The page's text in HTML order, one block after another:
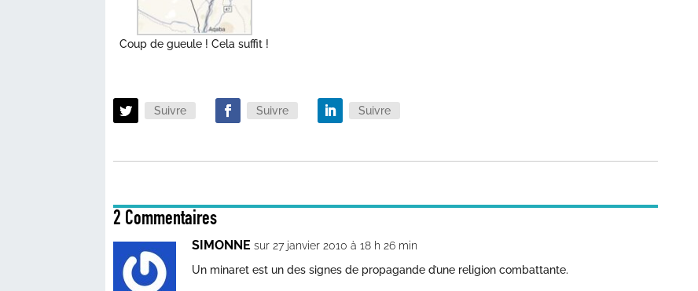
Coup de gueule ! Cela suffit !
Suivre Suivre Suivre
2 Commentaires
SIMONNE sur 27 janvier 2010 à 18 h 26 min
Un minaret est un des signes de propagande d’une religion combattante.